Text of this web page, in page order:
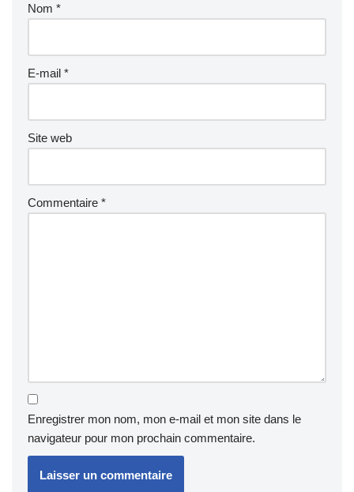
Nom *
E-mail *
Site web
Commentaire *
Enregistrer mon nom, mon e-mail et mon site dans le
navigateur pour mon prochain commentaire.